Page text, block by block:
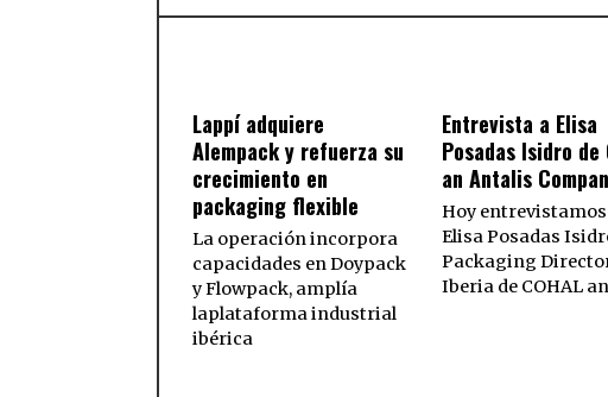
Lappí adquiere
Alempack y refuerza su
crecimiento en
packaging flexible
La operación incorpora
capacidades en Doypack
y Flowpack, amplía
laplataforma industrial
ibérica
Entrevista a Elisa
Posadas Isidro de
an Antalis
Hoy entrevistamos
Elisa Posadas
Packaging
Iberia de COHAL an